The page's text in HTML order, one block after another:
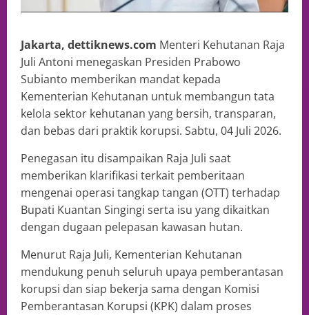
Jakarta, dettiknews.com Menteri Kehutanan Raja
Juli Antoni menegaskan Presiden Prabowo
Subianto memberikan mandat kepada
Kementerian Kehutanan untuk membangun tata
kelola sektor kehutanan yang bersih, transparan,
dan bebas dari praktik korupsi. Sabtu, 04 Juli 2026.
Penegasan itu disampaikan Raja Juli saat
memberikan klarifikasi terkait pemberitaan
mengenai operasi tangkap tangan (OTT) terhadap
Bupati Kuantan Singingi serta isu yang dikaitkan
dengan dugaan pelepasan kawasan hutan.
Menurut Raja Juli, Kementerian Kehutanan
mendukung penuh seluruh upaya pemberantasan
korupsi dan siap bekerja sama dengan Komisi
Pemberantasan Korupsi (KPK) dalam proses